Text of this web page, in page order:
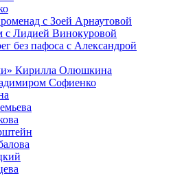
с Зоей Арнаутовой
с Лидией Винокуровой
без пафоса с Александрой
Кирилла Олюшкина
Софиенко